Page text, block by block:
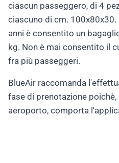
ciascun passeggero, di 4
ciascuno di cm.
anni è consentito un
kg. Non è mai consentito il
fra più passeggeri.
BlueAir raccomanda
fase di prenotazione
aeroporto, comporta